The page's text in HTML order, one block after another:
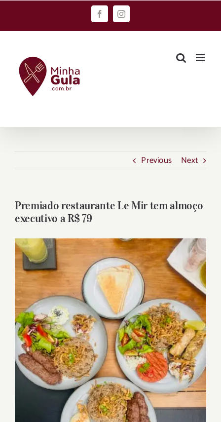
FacebookInstagram
Previous Next
Premiado restaurante Le Mir tem almoço
executivo a R$ 79
View
Larger
Image